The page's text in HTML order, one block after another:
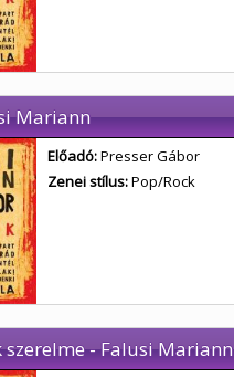
Mariann
Előadó:Presser Gábor
Zenei stílus:Pop/Rock
szerelme - Falusi Mariann